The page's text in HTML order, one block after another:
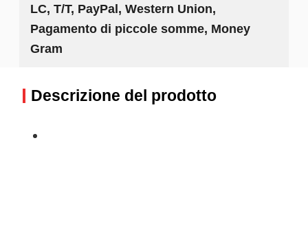
LC, T/T, PayPal, Western Union,
Pagamento di piccole somme, Money
Gram
Descrizione del prodotto